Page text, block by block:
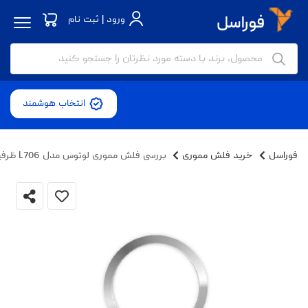
ورود | ثبت نام
انتخاب هوشمند
فوراسل خرید فلش مموری بررسی فلش مموری لوتوس مدل L706 ظرفیت 64 گیگابایت